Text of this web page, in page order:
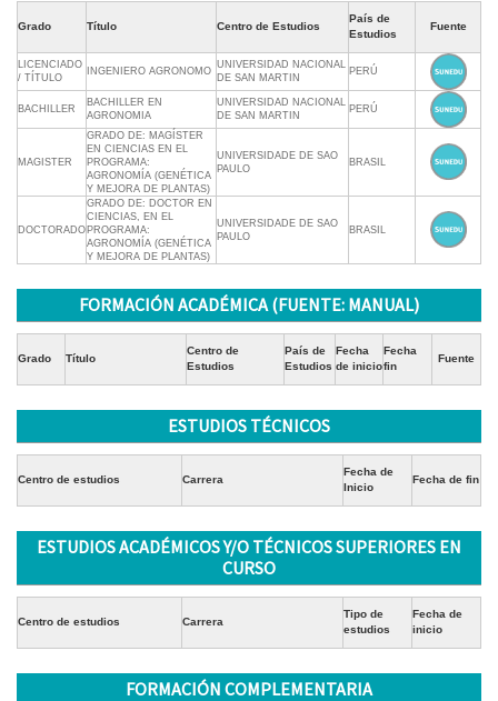
Grado Título Centro de Estudios
País de
Estudios
Fuente
LICENCIADO
/ TÍTULO
INGENIERO AGRONOMO
UNIVERSIDAD NACIONAL
DE SAN MARTIN
PERÚ
BACHILLER
BACHILLER EN
AGRONOMIA
UNIVERSIDAD NACIONAL
DE SAN MARTIN
PERÚ
MAGISTER
GRADO DE: MAGÍSTER
EN CIENCIAS EN EL
PROGRAMA:
AGRONOMÍA (GENÉTICA
Y MEJORA DE PLANTAS)
UNIVERSIDADE DE SAO
PAULO
BRASIL
DOCTORADO
GRADO DE: DOCTOR EN
CIENCIAS, EN EL
PROGRAMA:
AGRONOMÍA (GENÉTICA
Y MEJORA DE PLANTAS)
UNIVERSIDADE DE SAO
PAULO
BRASIL
FORMACIÓN ACADÉMICA (FUENTE: MANUAL)
Grado Título
Centro de
Estudios
País de
Estudios
Fecha
de inicio
Fecha
fin
Fuente
ESTUDIOS TÉCNICOS
Centro de estudios Carrera
Fecha de
Inicio
Fecha de fin
ESTUDIOS ACADÉMICOS Y/O TÉCNICOS SUPERIORES EN
CURSO
Centro de estudios Carrera
Tipo de
estudios
Fecha de
inicio
FORMACIÓN COMPLEMENTARIA